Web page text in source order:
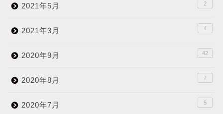
2021年5月 2
2021年3月 4
2020年9月 42
2020年8月 7
2020年7月 5